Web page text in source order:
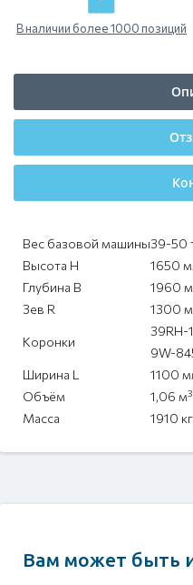
В наличии более 1000 позиций
Вес базовой машины39-50
Высота H
1650
Глубина B
1960
Зев R
1300
Коронки
39RH-
9W-
Ширина L
1100
Объём
1,06 м3
Масса 1910 кг
Вам может быть